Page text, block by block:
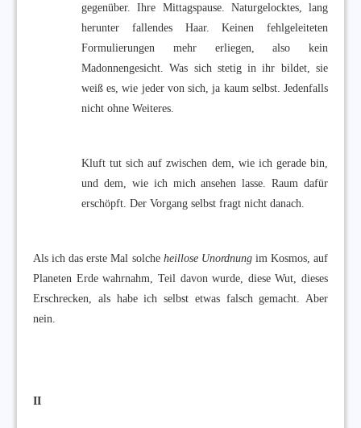
gegenüber. Ihre Mittagspause. Naturgelocktes, lang
herunter fallendes Haar. Keinen fehlgeleiteten
Formulierungen mehr erliegen, also kein
Madonnengesicht. Was sich stetig in ihr bildet, sie
weiß es, wie jeder von sich, ja kaum selbst. Jedenfalls
nicht ohne Weiteres.
Kluft tut sich auf zwischen dem, wie ich gerade bin,
und dem, wie ich mich ansehen lasse. Raum dafür
erschöpft. Der Vorgang selbst fragt nicht danach.
Als ich das erste Mal solche heillose Unordnungim Kosmos, auf
Planeten Erde wahrnahm, Teil davon wurde, diese Wut, dieses
Erschrecken, als habe ich selbst etwas falsch gemacht. Aber
nein.
II